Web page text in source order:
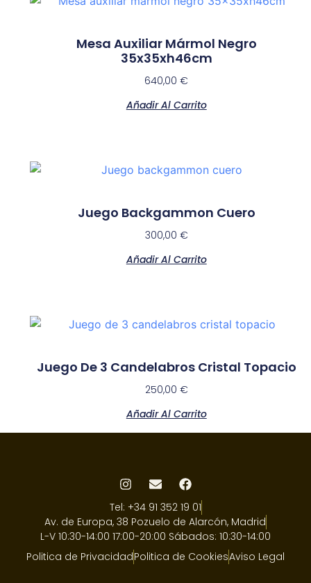
Mesa Auxiliar Mármol Negro
35x35xh46cm
640,00€
Añadir Al Carrito
Juego Backgammon Cuero
300,00 €
Añadir Al Carrito
Juego De 3 Candelabros Cristal Topacio
250,00 €
Añadir Al Carrito
Tel: +34 91 352 19 01
Av. de Europa, 38 Pozuelo de Alarcón, Madrid
L-V 10:30-14:00 17:00-20:00 Sábados: 10:30-14:00
Politica de PrivacidadPolitica de CookiesAviso Legal